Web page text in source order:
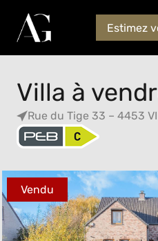
Estimez
Villa à
Rue du Tige 33 – 4453
Vendu